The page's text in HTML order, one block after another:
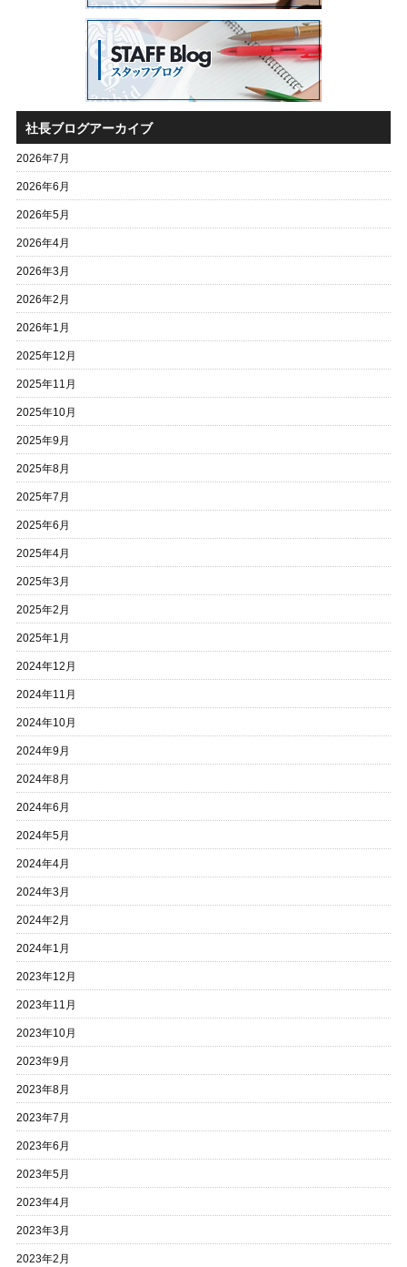
社長ブログアーカイブ
2026年7月
2026年6月
2026年5月
2026年4月
2026年3月
2026年2月
2026年1月
2025年12月
2025年11月
2025年10月
2025年9月
2025年8月
2025年7月
2025年6月
2025年4月
2025年3月
2025年2月
2025年1月
2024年12月
2024年11月
2024年10月
2024年9月
2024年8月
2024年6月
2024年5月
2024年4月
2024年3月
2024年2月
2024年1月
2023年12月
2023年11月
2023年10月
2023年9月
2023年8月
2023年7月
2023年6月
2023年5月
2023年4月
2023年3月
2023年2月